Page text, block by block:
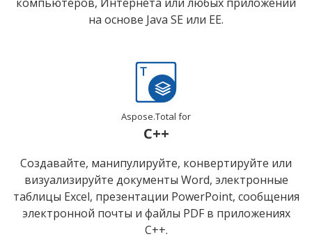
компьютеров, Интернета или любых приложений
на основе Java SE или EE.
Aspose.Total for
C++
Создавайте, манипулируйте, конвертируйте или
визуализируйте документы Word, электронные
таблицы Excel, презентации PowerPoint, сообщения
электронной почты и файлы PDF в приложениях
C++.